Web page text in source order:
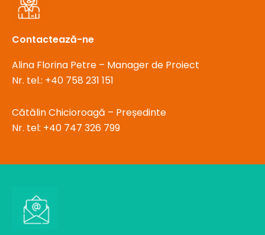
Contactează-ne
Alina Florina Petre – Manager de Proiect
Nr. tel.: +40 758 231 151
Cătălin Chicioroagă – Președinte
Nr. tel: +40 747 326 799